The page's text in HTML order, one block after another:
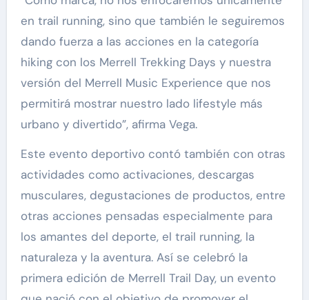
en trail running, sino que también le seguiremos
dando fuerza a las acciones en la categoría
hiking con los Merrell Trekking Days y nuestra
versión del Merrell Music Experience que nos
permitirá mostrar nuestro lado lifestyle más
urbano y divertido”, afirma Vega.
Este evento deportivo contó también con otras
actividades como activaciones, descargas
musculares, degustaciones de productos, entre
otras acciones pensadas especialmente para
los amantes del deporte, el trail running, la
naturaleza y la aventura. Así se celebró la
primera edición de Merrell Trail Day, un evento